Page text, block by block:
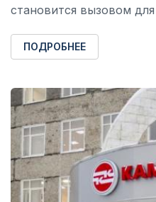
становится вызовом
ПОДРОБНЕЕ